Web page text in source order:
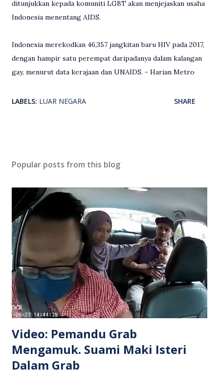
ditunjukkan kepada komuniti LGBT akan menjejaskan usaha
Indonesia menentang AIDS.
Indonesia merekodkan 46,357 jangkitan baru HIV pada 2017,
dengan hampir satu perempat daripadanya dalam kalangan
gay, menurut data kerajaan dan UNAIDS. - Harian Metro
LABELS: LUAR NEGARA SHARE
Popular posts from this blog
Video: Pemandu Grab
Mengamuk. Suami Maki Isteri
Dalam Grab